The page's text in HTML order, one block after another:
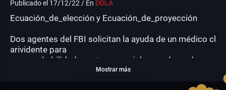
Publicado el 17/12/22 / En DDLA
⁣Ecuación_de_elección y Ecuación_de_proyección
⁣Dos agentes del FBI solicitan la ayuda de un médico cl
arividente para
que sus habilidades extrasensoriales ayuden a dar ca
Mostrar más